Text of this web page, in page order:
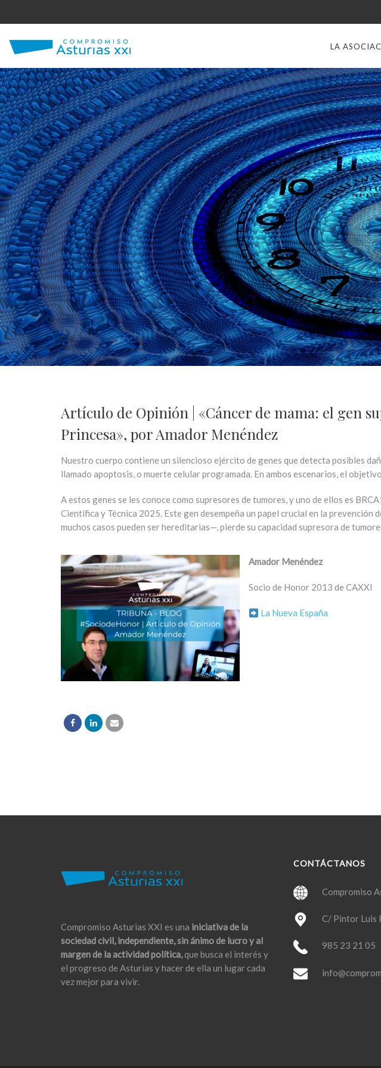
LA
Artículo de Opinión | «Cáncer de mama: el gen
Princesa», por Amador Menéndez
Nuestro cuerpo contiene un silencioso ejército de genes que detecta posibles
llamado apoptosis, o muerte celular programada. En ambos escenarios, el
A estos genes se les conoce como supresores de tumores, y uno de ellos es
Científica y Técnica 2025. Este gen desempeña un papel crucial en la
muchos casos pueden ser hereditarias—, pierde su capacidad supresora de
Amador Menéndez
Socio de Honor 2013 de CAXXI
La Nueva España
Compromiso Asturias XXI es una iniciativa de la
sociedad civil, independiente, sin ánimo de lucro y al
margen de la actividad política,que busca el interés y
el progreso de Asturias y hacer de ella un lugar cada
vez mejor para vivir.
CONTÁCTANOS
Compromiso
C/ Pintor Luis
985 23 21 05